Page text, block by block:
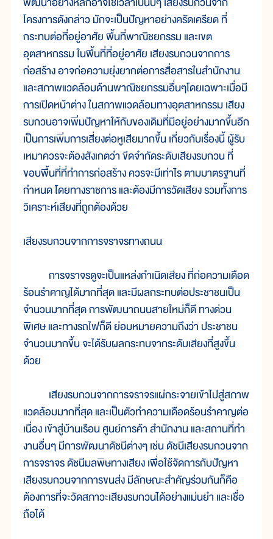
โครงการดังกล่าว มักจะเป็นปัญหาอย่างครัดเครียด ที่
กระทบต่อที่อยู่อาศัย พื้นที่พาณิชยกรรม และเขต
อุตสาหกรรม ในพื้นที่ที่อยู่อาศัย เสียงรบกวนจากการ
ก่อสร้าง อาจก่อความยุ่งยากต่อการสื่อสารในสำนักงาน
และสภาพแวดล้อมด้านพาณิชยกรรมอื่นๆโดยเฉพาะเมื่อมี
การเปิดหน้าต่าง ในสภาพแวดล้อมทางอุตสาหกรรม เสียง
รบกวนอาจเพิ่มปัญหาให้กับของเดิมที่มีอยู่อย่างมากขึ้นอีก
เป็นการเพิ่มการเสี่ยงต่อหูเสียมากขึ้น เกี่ยวกับเรื่องนี้ ผู้รับ
เหมาควรจะต้องสังเกตว่า ขีดจำกัดระดับเสียงรบกวน ที่
ขอบพื้นที่ที่ทำการก่อสร้าง ควรจะมีเท่าไร ตามมาตรฐานที่
กำหนด โดยทางราชการ และต้องมีการวัดเสียง รวมทั้งการ
วิเคราะห์เสียงที่ถูกต้องด้วย
เสียงรบกวนจากการจราจรทางถนน
การจราจรดูจะเป็นแหล่งกำเนิดเสียง ที่ก่อความเดือด
ร้อนรำคาญได้มากที่สุด และมีผลกระทบต่อประชาชนเป็น
จำนวนมากที่สุด การพัฒนาถนนสายใหม่ก็ดี ทางด่วน
พิเศษ และทางรถไฟก็ดี ย่อมหมายความถึงว่า ประชาชน
จำนวนมากขึ้น จะได้รับผลกระทบจากระดับเสียงที่สูงขึ้น
ด้วย
เสียงรบกวนจากการจราจรแผ่กระจายเข้าไปสู่สภาพ
แวดล้อมมากที่สุด และเป็นตัวทำความเดือดร้อนรำคาญต่อ
เนื่อง เข้าสู่บ้านเรือน ศูนย์การค้า สำนักงาน และสถานที่ทำ
งานอื่นๆ มีการพัฒนาดัชนีต่างๆ เช่น ดัชนีเสียงรบกวนจาก
การจราจร ดัชนีมลพิษทางเสียง เพื่อใช้จัดการกับปัญหา
เสียงรบกวนจากการขนส่ง มีลักษณะสำคัญร่วมกันก็คือ
ต้องการที่จะวัดสภาวะเสียงรบกวนได้อย่างแม่นยำ และเชื่อ
ถือได้